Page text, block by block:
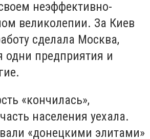
неэффективно-
великолепии. За Киев
сделала Москва,
предприятия и
«кончилась»,
населения уехала.
«донецкими элитами»